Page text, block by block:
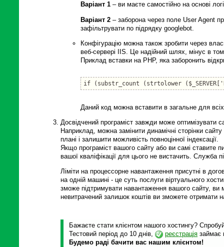
Варіант 1 – ви маєте самостійно на основі
Варіант 2 – заборона через поле User Agent
зафільтрувати по підрядку googlebot.
Конфігурацію можна також зробити через
веб-сервері IIS. Це надійний шлях, мінус в
Приклад вставки на PHP, яка заборонить
if (substr_count (strtolower
Даний код можна вставити в загальне для
Досвідчений програміст завжди може оптимізувати
Наприклад, можна замінити динамічні сторінки
плані і залишити можливість повноцінної індексації.
Якщо програміст вашого сайту або ви самі ставите
вашої кваліфікації для цього не вистачить. Служба
Ліміти на процессорне навантаження присутні в
на одній машині - це суть послуги віртуального
зможе підтримувати навантаження вашого сайту, ви
невитрачений залишок коштів ви зможете отримати
Бажаєте стати клієнтом нашого хостингу?
Тестовий період до 10 днів,
реєстрація займає
Будемо раді бачити вас нашим клієнтом!